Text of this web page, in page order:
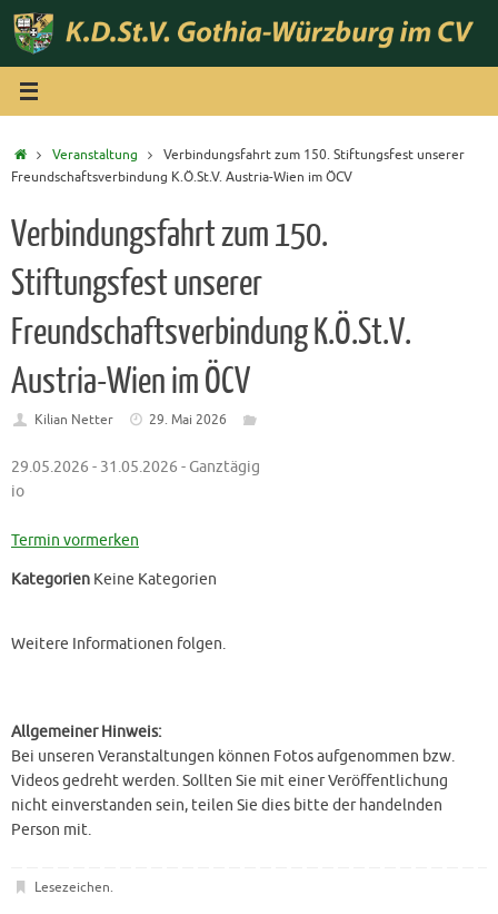
Zum
Inhalt
springen
StartVeranstaltung
Verbindungsfahrt zum 150. Stiftungsfest unserer
Freundschaftsverbindung K.Ö.St.V. Austria-Wien im ÖCV
Verbindungsfahrt zum 150.
Stiftungsfest unserer
Freundschaftsverbindung K.Ö.St.V.
Austria-Wien im ÖCV
Kilian Netter 29. Mai 2026
29.05.2026 - 31.05.2026 - Ganztägig
io
Termin vormerken
Kategorien Keine Kategorien
Weitere Informationen folgen.
Allgemeiner Hinweis:
Bei unseren Veranstaltungen können Fotos aufgenommen bzw.
Videos gedreht werden. Sollten Sie mit einer Veröffentlichung
nicht einverstanden sein, teilen Sie dies bitte der handelnden
Person mit.
Lesezeichen.